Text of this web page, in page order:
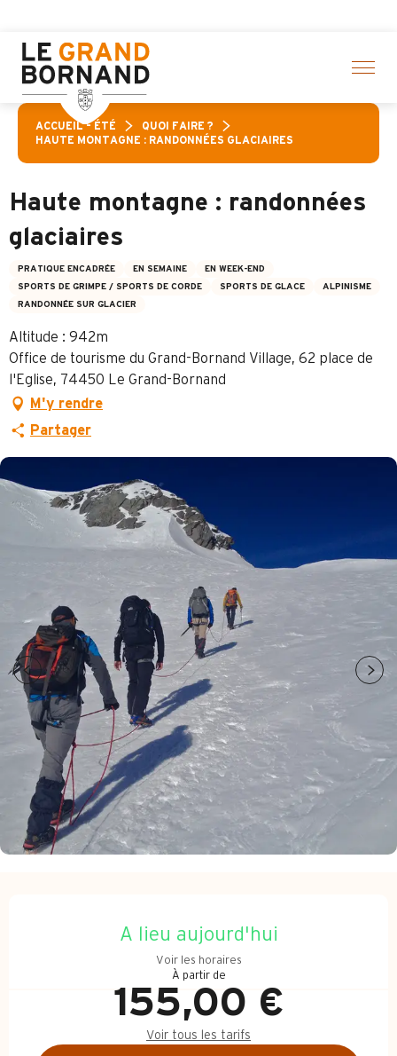
contenu
principal
ACCUEIL – ÉTÉ
QUOI FAIRE ?
HAUTE MONTAGNE : RANDONNÉES GLACIAIRES
Haute montagne : randonnées
glaciaires
PRATIQUE ENCADRÉE EN SEMAINE
EN WEEK-END
SPORTS DE GRIMPE / SPORTS DE CORDE
SPORTS DE GLACE
ALPINISME
RANDONNÉE SUR GLACIER
Altitude : 942m
Office de tourisme du Grand-Bornand Village, 62 place de
l'Eglise, 74450 Le Grand-Bornand
M'y rendre
Partager
A lieu aujourd'hui
Voir les horaires
À partir de
155,00 €
Voir tous les tarifs